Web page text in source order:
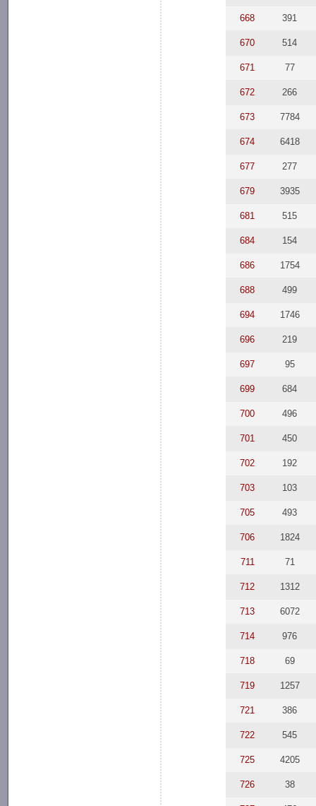
668 391
670 514
671 77
672 266
673 7784
674 6418
677 277
679 3935
681 515
684 154
686 1754
688 499
694 1746
696 219
697 95
699 684
700 496
701 450
702 192
703 103
705 493
706 1824
711 71
712 1312
713 6072
714 976
718 69
719 1257
721 386
722 545
725 4205
726 38